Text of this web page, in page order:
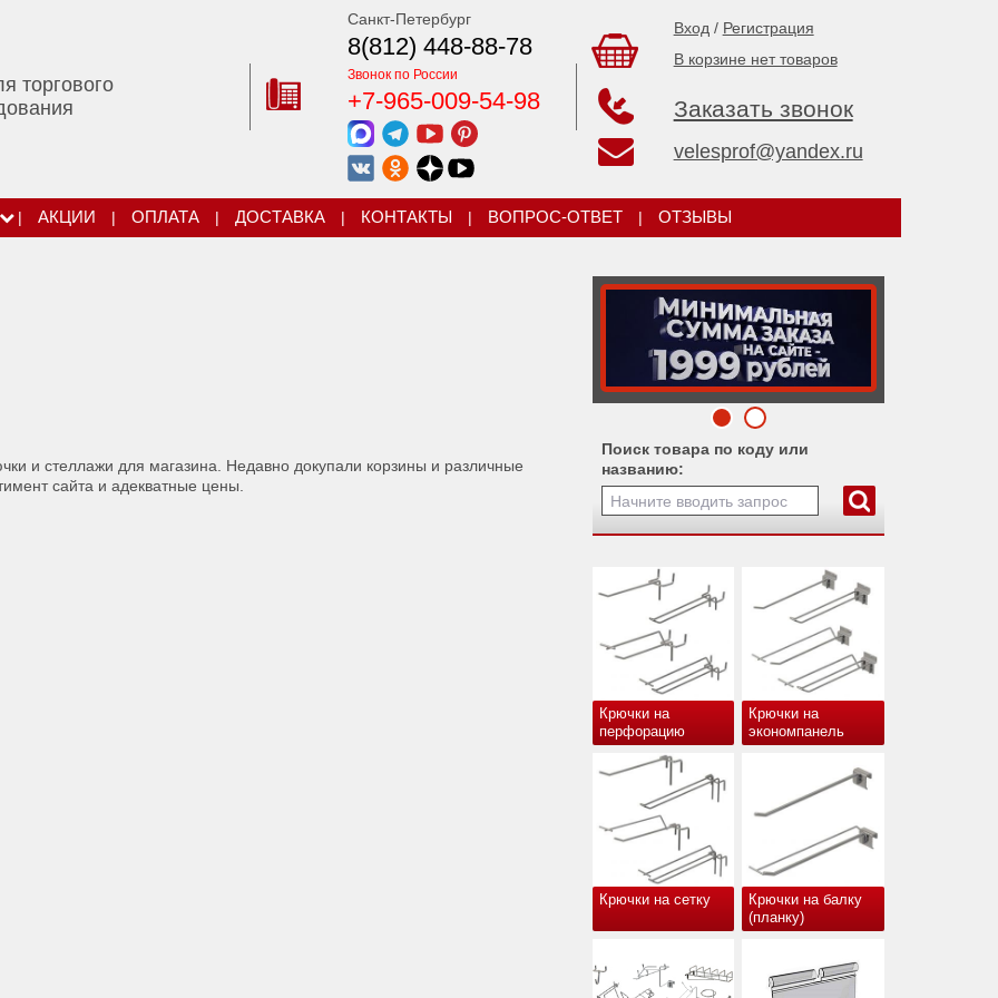
торгового
Санкт-Петербург
8(812) 448-88-78
Звонок по России
+7-965-009-54-98
Вход / Регистрация
В корзине нет товаров
Заказать звонок
velesprof@yandex.ru
| АКЦИИ | ОПЛАТА | ДОСТАВКА | КОНТАКТЫ | ВОПРОС-ОТВЕТ | ОТЗЫВЫ
Поиск товара по коду или
названию:
Крючки на
перфорацию
Крючки на
экономпанель
Крючки на сетку
Крючки на балку
(планку)
и стеллажи для магазина. Недавно докупали корзины и различные
сайта и адекватные цены.